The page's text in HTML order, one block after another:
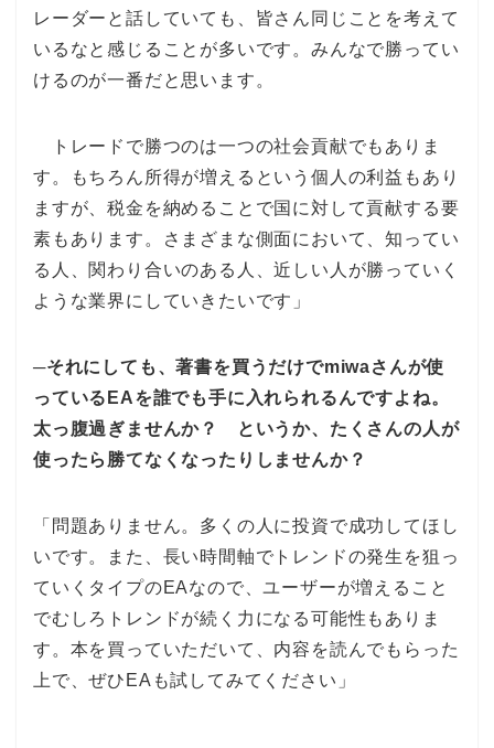
レーダーと話していても、皆さん同じことを考えて
いるなと感じることが多いです。みんなで勝ってい
けるのが一番だと思います。
トレードで勝つのは一つの社会貢献でもありま
す。もちろん所得が増えるという個人の利益もあり
ますが、税金を納めることで国に対して貢献する要
素もあります。さまざまな側面において、知ってい
る人、関わり合いのある人、近しい人が勝っていく
ような業界にしていきたいです」
─それにしても、著書を買うだけでmiwaさんが使
っているEAを誰でも手に入れられるんですよね。
太っ腹過ぎませんか？ というか、たくさんの人が
使ったら勝てなくなったりしませんか？
「問題ありません。多くの人に投資で成功してほし
いです。また、長い時間軸でトレンドの発生を狙っ
ていくタイプのEAなので、ユーザーが増えること
でむしろトレンドが続く力になる可能性もありま
す。本を買っていただいて、内容を読んでもらった
上で、ぜひEAも試してみてください」